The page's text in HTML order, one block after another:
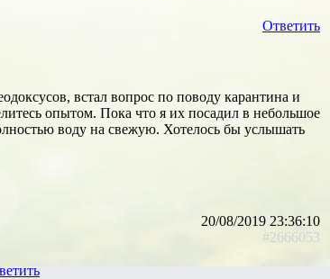
Ответить
встал вопрос по поводу карантина и
опытом. Пока что я их посадил в небольшое
воду на свежую. Хотелось бы услышать
20/08/2019 23:36:10
#2666053